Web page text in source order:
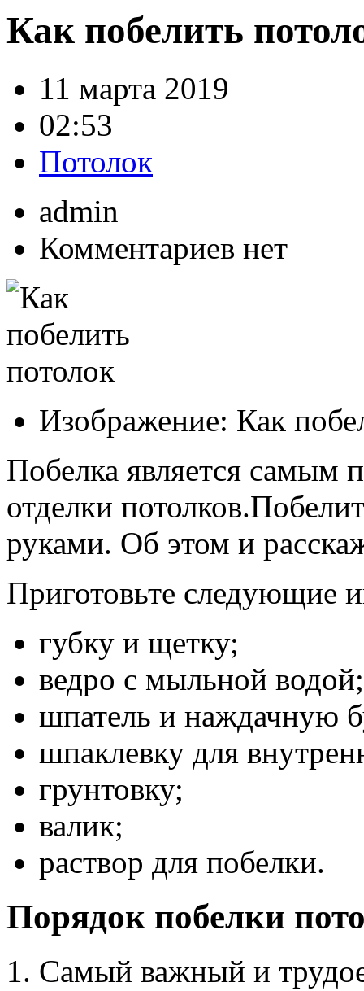
Как побелить
11 марта 2019
02:53
Потолок
admin
Комментариев нет
Изображение: Как
Побелка является
отделки
руками. Об этом и
Приготовьте следующие
губку и щетку;
ведро с мыльной водой;
шпатель и наждачную
шпаклевку для
грунтовку;
валик;
раствор для побелки.
Порядок побелки
Самый важный и